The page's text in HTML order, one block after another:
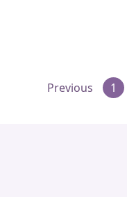
Previous 1